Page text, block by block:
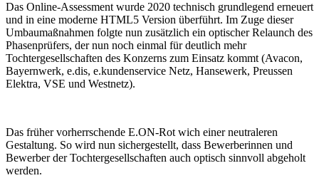
Das Online-Assessment wurde 2020 technisch grundlegend erneuert
und in eine moderne HTML5 Version überführt. Im Zuge dieser
Umbaumaßnahmen folgte nun zusätzlich ein optischer Relaunch des
Phasenprüfers, der nun noch einmal für deutlich mehr
Tochtergesellschaften des Konzerns zum Einsatz kommt (Avacon,
Bayernwerk, e.dis, e.kundenservice Netz, Hansewerk, Preussen
Elektra, VSE und Westnetz).
Das früher vorherrschende E.ON-Rot wich einer neutraleren
Gestaltung. So wird nun sichergestellt, dass Bewerberinnen und
Bewerber der Tochtergesellschaften auch optisch sinnvoll abgeholt
werden.